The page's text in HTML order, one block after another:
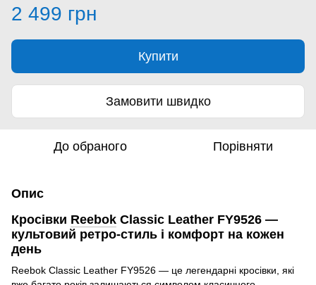
2 499 грн
Купити
Замовити швидко
До обраного Порівняти
Опис
Кросівки Reebok Classic Leather FY9526 —
культовий ретро-стиль і комфорт на кожен
день
Reebok Classic Leather FY9526 — це легендарні кросівки, які